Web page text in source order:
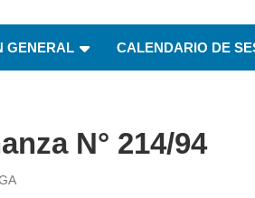
Concejo
de El
GENERAL CALENDARIO DE
N° 214/94